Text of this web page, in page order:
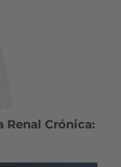
Renal Crónica: